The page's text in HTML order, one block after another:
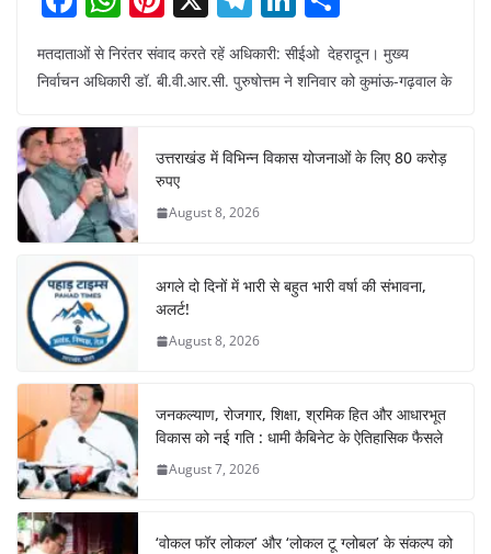
a
c
b
o
o
k
h
at
A
p
p
er
el
e
a
m
n
k
dI
n
ar
मतदाताओं से निरंतर संवाद करते रहें अधिकारी: सीईओ देहरादून। मुख्य
निर्वाचन अधिकारी डॉ. बी.वी.आर.सी. पुरुषोत्तम ने शनिवार को कुमांऊ-गढ़वाल के
उत्तराखंड में विभिन्न विकास योजनाओं के लिए 80 करोड़
रुपए
August 8, 2026
अगले दो दिनों में भारी से बहुत भारी वर्षा की संभावना,
अलर्ट!
August 8, 2026
जनकल्याण, रोजगार, शिक्षा, श्रमिक हित और आधारभूत
विकास को नई गति : धामी कैबिनेट के ऐतिहासिक फैसले
August 7, 2026
‘वोकल फॉर लोकल’ और ‘लोकल टू ग्लोबल’ के संकल्प को